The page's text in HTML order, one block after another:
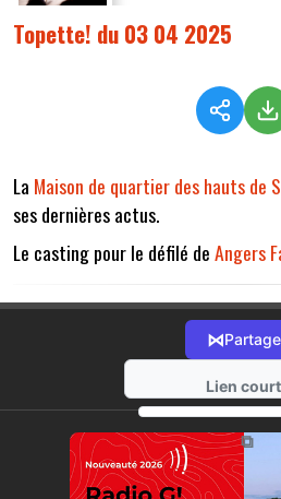
Topette! du 03 04 2025
La Maison de quartier des hauts de
ses dernières actus.
Le casting pour le défilé deAngers
⋈
Lien
⧉